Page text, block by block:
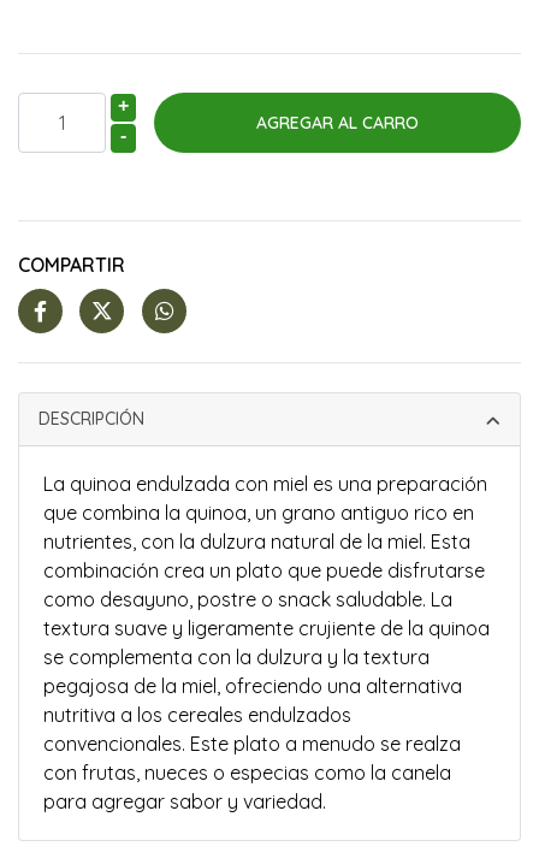
+
-
COMPARTIR
DESCRIPCIÓN
La quinoa endulzada con miel es una preparación
que combina la quinoa, un grano antiguo rico en
nutrientes, con la dulzura natural de la miel. Esta
combinación crea un plato que puede disfrutarse
como desayuno, postre o snack saludable. La
textura suave y ligeramente crujiente de la quinoa
se complementa con la dulzura y la textura
pegajosa de la miel, ofreciendo una alternativa
nutritiva a los cereales endulzados
convencionales. Este plato a menudo se realza
con frutas, nueces o especias como la canela
para agregar sabor y variedad.